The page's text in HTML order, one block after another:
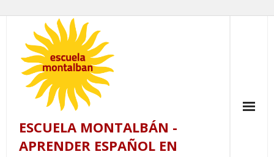
content
ESCUELA MONTALBÁN -
APRENDER ESPAÑOL EN